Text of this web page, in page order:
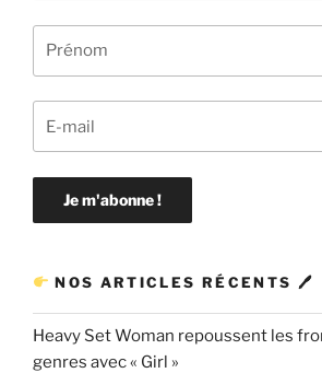
NOS ARTICLES RÉCENTS 🖊
Heavy Set Woman repoussent les
genres avec « Girl »